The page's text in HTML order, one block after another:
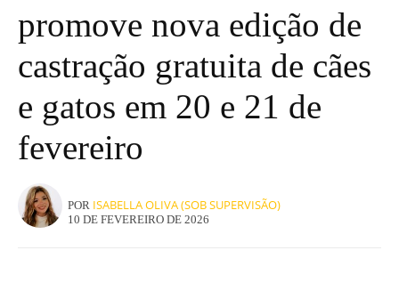
promove nova edição de
castração gratuita de cães
e gatos em 20 e 21 de
fevereiro
POR ISABELLA OLIVA (SOB SUPERVISÃO)
10 DE FEVEREIRO DE 2026